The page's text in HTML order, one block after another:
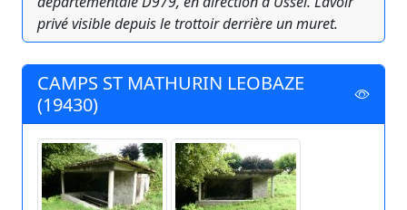
privé visible depuis le trottoir derrière un muret.
CAMPS ST MATHURIN LEOBAZE
(19430)